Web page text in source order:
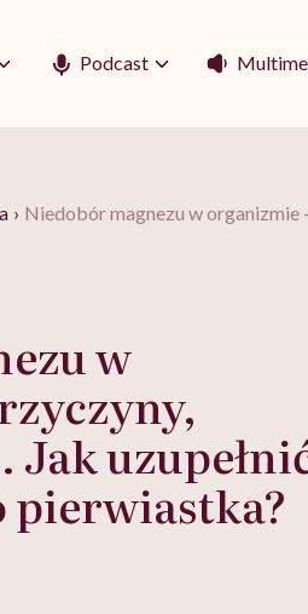
Podcast
› Niedobór magnezu w organizmie
w